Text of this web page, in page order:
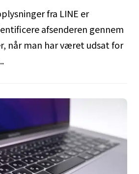
fra LINE er
afsenderen gennem
når man har været udsat for